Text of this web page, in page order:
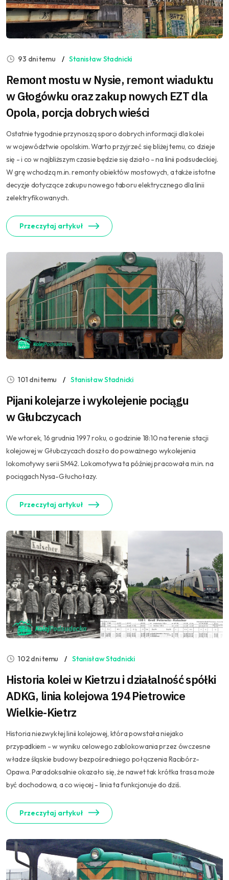
93 dni temu Stanisław Stadnicki
Remont mostu w Nysie, remont wiaduktu
w Głogówku oraz zakup nowych EZT dla
Opola, porcja dobrych wieści
Ostatnie tygodnie przynoszą sporo dobrych informacji dla kolei
w województwie opolskim. Warto przyjrzeć się bliżej temu, co dzieje
się - i co w najbliższym czasie będzie się działo - na linii podsudeckiej.
W grę wchodzą m.in. remonty obiektów mostowych, a także istotne
decyzje dotyczące zakupu nowego taboru elektrycznego dla linii
zelektryfikowanych.
Przeczytaj artykuł
101 dni temu Stanisław Stadnicki
Pijani kolejarze i wykolejenie pociągu
w Głubczycach
We wtorek, 16 grudnia 1997 roku, o godzinie 18:10 na terenie stacji
kolejowej w Głubczycach doszło do poważnego wykolejenia
lokomotywy serii SM42. Lokomotywa ta później pracowała m.in. na
pociągach Nysa-Głuchołazy.
Przeczytaj artykuł
102 dni temu Stanisław Stadnicki
Historia kolei w Kietrzu i działalność spółki
ADKG, linia kolejowa 194 Pietrowice
Wielkie-Kietrz
Historia niezwykłej linii kolejowej, która powstała niejako
przypadkiem - w wyniku celowego zablokowania przez ówczesne
władze śląskie budowy bezpośredniego połączenia Racibórz-
Opawa. Paradoksalnie okazało się, że nawet tak krótka trasa może
być dochodowa, a co więcej - linia ta funkcjonuje do dziś.
Przeczytaj artykuł